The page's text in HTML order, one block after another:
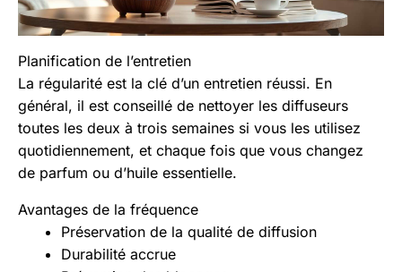
Planification de l’entretien
La régularité est la clé d’un entretien réussi. En
général, il est conseillé de nettoyer les diffuseurs
toutes les deux à trois semaines si vous les utilisez
quotidiennement, et chaque fois que vous changez
de parfum ou d’huile essentielle.
Avantages de la fréquence
Préservation de la qualité de diffusion
Durabilité accrue